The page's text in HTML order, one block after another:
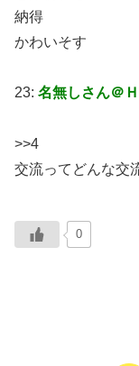
納得
かわいそす
23: 名無しさん＠
>>4
交流ってどんな交
0